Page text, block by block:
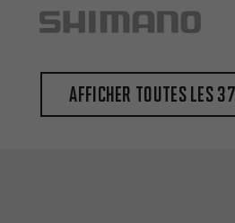
Afficher toutes les